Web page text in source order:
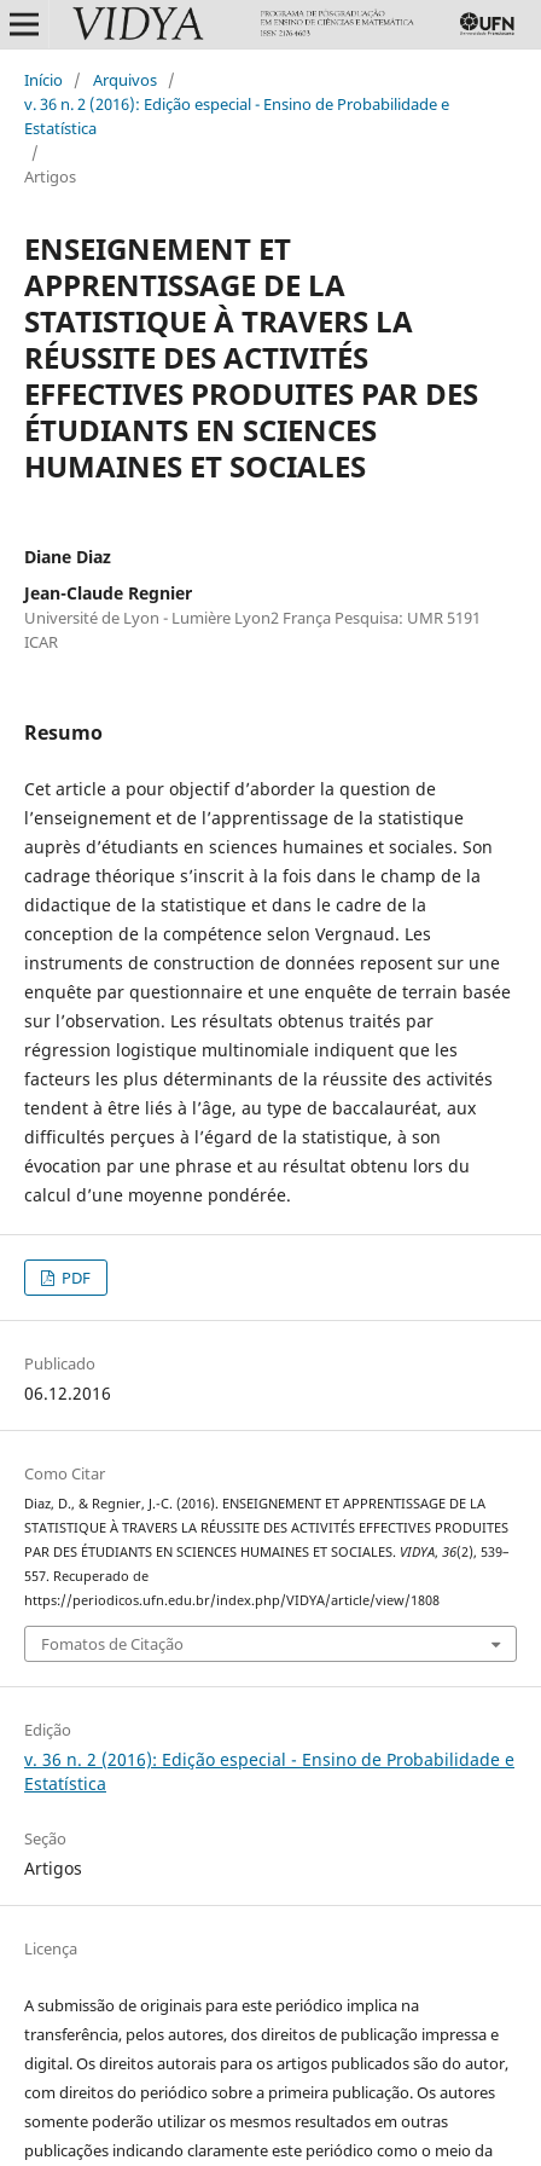
Início / Arquivos /
v. 36 n. 2 (2016): Edição especial - Ensino de Probabilidade e
Estatística
/
Artigos
ENSEIGNEMENT ET
APPRENTISSAGE DE LA
STATISTIQUE À TRAVERS LA
RÉUSSITE DES ACTIVITÉS
EFFECTIVES PRODUITES PAR DES
ÉTUDIANTS EN SCIENCES
HUMAINES ET SOCIALES
Diane Diaz
Jean-Claude Regnier
Université de Lyon - Lumière Lyon2 França Pesquisa: UMR 5191
ICAR
Resumo
Cet article a pour objectif d’aborder la question de
l’enseignement et de l’apprentissage de la statistique
auprès d’étudiants en sciences humaines et sociales. Son
cadrage théorique s’inscrit à la fois dans le champ de la
didactique de la statistique et dans le cadre de la
conception de la compétence selon Vergnaud. Les
instruments de construction de données reposent sur une
enquête par questionnaire et une enquête de terrain basée
sur l’observation. Les résultats obtenus traités par
régression logistique multinomiale indiquent que les
facteurs les plus déterminants de la réussite des activités
tendent à être liés à l’âge, au type de baccalauréat, aux
difficultés perçues à l’égard de la statistique, à son
évocation par une phrase et au résultat obtenu lors du
calcul d’une moyenne pondérée.
PDF
Publicado
06.12.2016
Como Citar
Diaz, D., & Regnier, J.-C. (2016). ENSEIGNEMENT ET APPRENTISSAGE DE LA
STATISTIQUE À TRAVERS LA RÉUSSITE DES ACTIVITÉS EFFECTIVES PRODUITES
PAR DES ÉTUDIANTS EN SCIENCES HUMAINES ET SOCIALES. VIDYA, 36(2), 539–
557. Recuperado de
https://periodicos.ufn.edu.br/index.php/VIDYA/article/view/1808
Fomatos de Citação
Edição
v. 36 n. 2 (2016): Edição especial - Ensino de Probabilidade e
Estatística
Seção
Artigos
Licença
A submissão de originais para este periódico implica na
transferência, pelos autores, dos direitos de publicação impressa e
digital. Os direitos autorais para os artigos publicados são do autor,
com direitos do periódico sobre a primeira publicação. Os autores
somente poderão utilizar os mesmos resultados em outras
publicações indicando claramente este periódico como o meio da